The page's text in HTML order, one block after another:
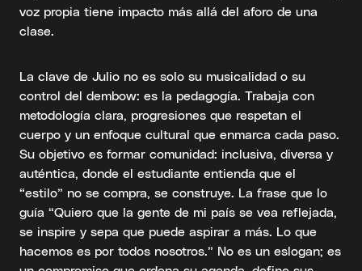
voz propia tiene impacto más allá del aforo de una
clase.
La clave de Julio no es solo su musicalidad o su
control del dembow: es la pedagogía. Trabaja con
metodología clara, progresiones que respetan el
cuerpo y un enfoque cultural que enmarca cada paso.
Su objetivo es formar comunidad: inclusiva, diversa y
auténtica, donde el estudiante entienda que el
“estilo” no se compra, se construye. La frase que lo
guía “Quiero que la gente de mi país se vea reflejada,
se inspire y sepa que puede aspirar a más. Lo que
hacemos es por todos nosotros.” No es un eslogan; es